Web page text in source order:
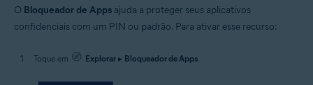
O Bloqueador de Apps ajuda a proteger seus aplicativos
confidenciais com um PIN ou padrão. Para ativar esse recurso:
Toque em Explorar ▸ Bloqueador de Apps.